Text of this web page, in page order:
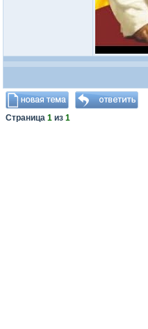
Страница 1 из 1